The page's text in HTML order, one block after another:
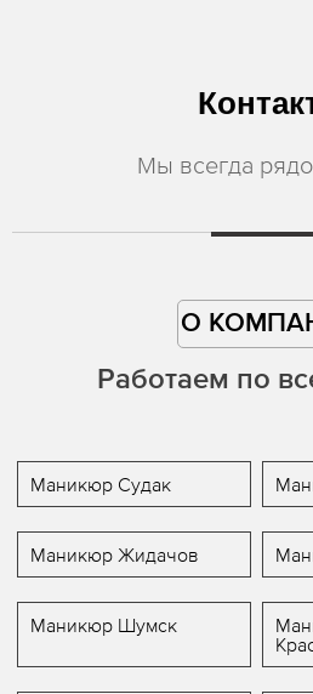
Мы всегда
О
Работаем по
Маникюр Судак
Маникюр Жидачов
Маникюр Шумск